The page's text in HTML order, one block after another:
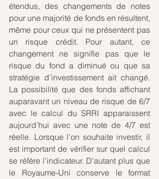
étendus, des changements de notes
pour une majorité de fonds en résultent,
même pour ceux qui ne présentent pas
un risque crédit. Pour autant, ce
changement ne signifie pas que le
risque du fond a diminué ou que sa
stratégie d’investissement ait changé.
La possibilité que des fonds affichant
auparavant un niveau de risque de 6/7
avec le calcul du SRRI apparaissent
aujourd’hui avec une note de 4/7 est
réelle. Lorsque l’on souhaite investir, il
est important de vérifier sur quel calcul
se réfère l’indicateur. D’autant plus que
le Royaume-Uni conserve le format